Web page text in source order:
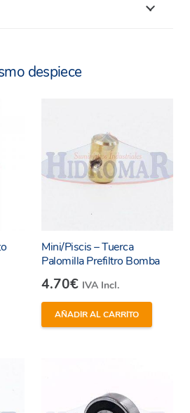
despiece
Mini/Piscis – Tuerca
Palomilla Prefiltro Bomba
4.70€ IVA Incl.
AÑADIR AL CARRITO